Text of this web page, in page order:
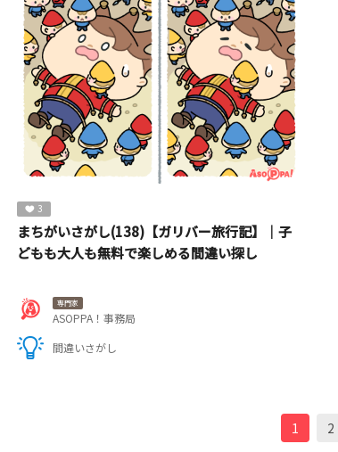
3
まちがいさがし(138)【ガリバー旅行記】｜子
どもも大人も無料で楽しめる間違い探し
専門家
ASOPPA！事務局
間違いさがし
1 2